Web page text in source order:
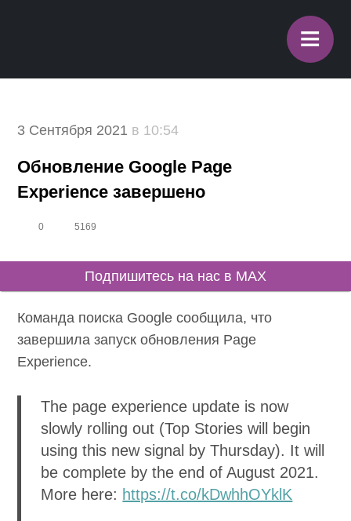
≡
3 Сентября 2021 в 10:54
Обновление Google Page
Experience завершено
0 5169
Подпишитесь на нас в MAX
Команда поиска Google сообщила, что
завершила запуск обновления Page
Experience.
The page experience update is now
slowly rolling out (Top Stories will begin
using this new signal by Thursday). It will
be complete by the end of August 2021.
More here: https://t.co/kDwhhOYklK